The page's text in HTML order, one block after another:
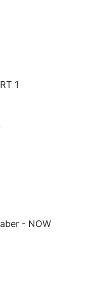
1
- NOW